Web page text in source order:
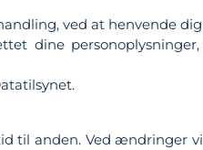
ved at henvende
dine
til anden. Ved ændringer